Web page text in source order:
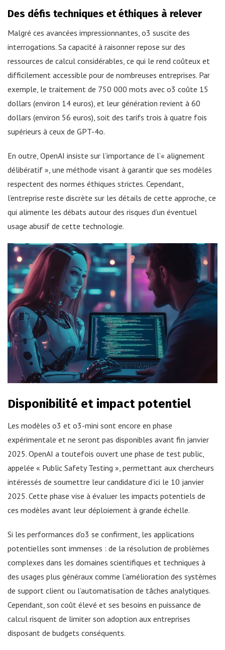
Des défis techniques et éthiques à relever
Malgré ces avancées impressionnantes, o3 suscite des
interrogations. Sa capacité à raisonner repose sur des
ressources de calcul considérables, ce qui le rend coûteux et
difficilement accessible pour de nombreuses entreprises. Par
exemple, le traitement de 750 000 mots avec o3 coûte 15
dollars (environ 14 euros), et leur génération revient à 60
dollars (environ 56 euros), soit des tarifs trois à quatre fois
supérieurs à ceux de GPT-4o.
En outre, OpenAI insiste sur l’importance de l’« alignement
délibératif », une méthode visant à garantir que ses modèles
respectent des normes éthiques strictes. Cependant,
l’entreprise reste discrète sur les détails de cette approche, ce
qui alimente les débats autour des risques d’un éventuel
usage abusif de cette technologie.
Disponibilité et impact potentiel
Les modèles o3 et o3-mini sont encore en phase
expérimentale et ne seront pas disponibles avant fin janvier
2025. OpenAI a toutefois ouvert une phase de test public,
appelée « Public Safety Testing », permettant aux chercheurs
intéressés de soumettre leur candidature d’ici le 10 janvier
2025. Cette phase vise à évaluer les impacts potentiels de
ces modèles avant leur déploiement à grande échelle.
Si les performances d’o3 se confirment, les applications
potentielles sont immenses : de la résolution de problèmes
complexes dans les domaines scientifiques et techniques à
des usages plus généraux comme l’amélioration des systèmes
de support client ou l’automatisation de tâches analytiques.
Cependant, son coût élevé et ses besoins en puissance de
calcul risquent de limiter son adoption aux entreprises
disposant de budgets conséquents.